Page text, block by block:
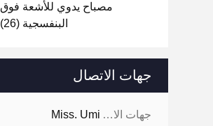
مصباح يدوي للأشعة فوق
البنفسجية (26)
جهات الاتصال
جهات الاتصال: Miss. Umi